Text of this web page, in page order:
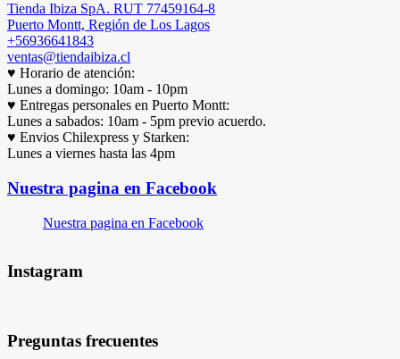
Tienda Ibiza SpA. RUT 77459164-8
Puerto Montt, Región de Los Lagos
+56936641843
ventas@tiendaibiza.cl
♥ Horario de atención:
Lunes a domingo: 10am - 10pm
♥ Entregas personales en Puerto Montt:
Lunes a sabados: 10am - 5pm previo acuerdo.
♥ Envios Chilexpress y Starken:
Lunes a viernes hasta las 4pm
Nuestra pagina en Facebook
Nuestra pagina en Facebook
Instagram
Preguntas frecuentes